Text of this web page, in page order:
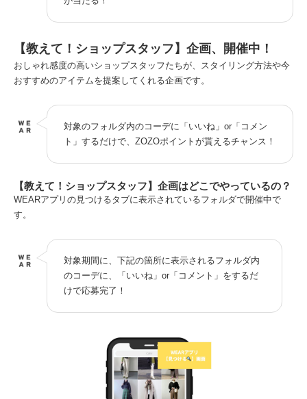
【教えて！ショップスタッフ】企画、開催中！
おしゃれ感度の高いショップスタッフたちが、スタイリング方法や今
おすすめのアイテムを提案してくれる企画です。
対象のフォルダ内のコーデに「いいね」or「コメン
ト」するだけで、ZOZOポイントが貰えるチャンス！
【教えて！ショップスタッフ】企画はどこでやっているの？
WEARアプリの見つけるタブに表示されているフォルダで開催中で
す。
対象期間に、下記の箇所に表示されるフォルダ内
のコーデに、「いいね」or「コメント」をするだ
けで応募完了！